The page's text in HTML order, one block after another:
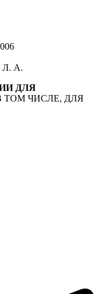
А.
ДЛЯ
ТОМ ЧИСЛЕ, ДЛЯ